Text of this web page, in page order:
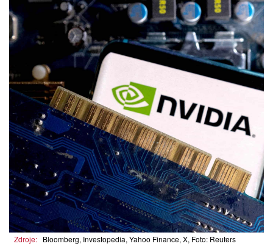
Zdroje: Bloomberg, Investopedia, Yahoo Finance, X, Foto: Reuters